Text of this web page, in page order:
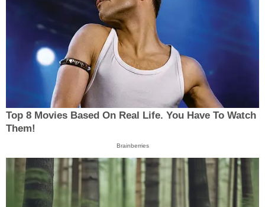
Top 8 Movies Based On Real Life. You Have To Watch
Them!
Brainberries